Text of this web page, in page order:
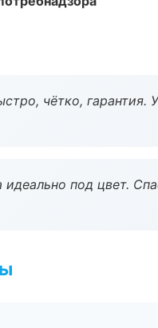
чётко, гарантия.
под цвет.